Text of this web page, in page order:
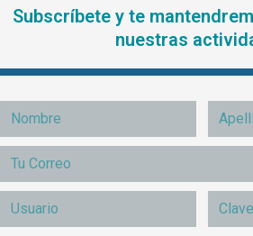
Subscríbete y te
nuestras